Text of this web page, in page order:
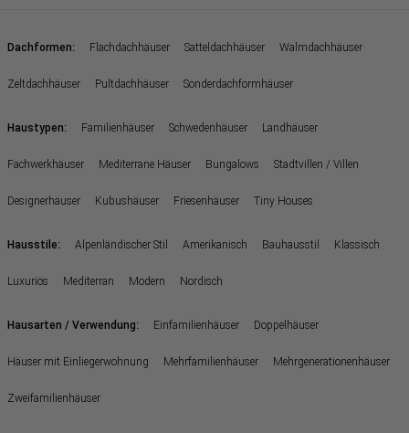
Dachformen: Flachdachhäuser Satteldachhäuser Walmdachhäuser
Zeltdachhäuser Pultdachhäuser Sonderdachformhäuser
Haustypen: Familienhäuser Schwedenhäuser Landhäuser
Fachwerkhäuser Mediterrane Häuser Bungalows Stadtvillen / Villen
Designerhäuser Kubushäuser Friesenhäuser Tiny Houses
Hausstile: Alpenländischer Stil Amerikanisch Bauhausstil Klassisch
Luxuriös Mediterran Modern Nordisch
Hausarten / Verwendung: Einfamilienhäuser Doppelhäuser
Häuser mit Einliegerwohnung Mehrfamilienhäuser Mehrgenerationenhäuser
Zweifamilienhäuser